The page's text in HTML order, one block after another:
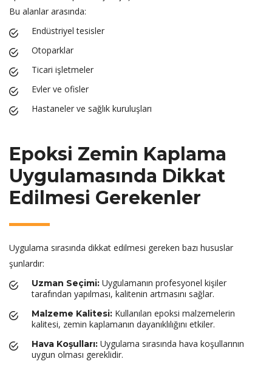
Bu alanlar arasında:
Endüstriyel tesisler
Otoparklar
Ticari işletmeler
Evler ve ofisler
Hastaneler ve sağlık kuruluşları
Epoksi Zemin Kaplama
Uygulamasında Dikkat
Edilmesi Gerekenler
Uygulama sırasında dikkat edilmesi gereken bazı hususlar
şunlardır:
Uzman Seçimi: Uygulamanın profesyonel kişiler
tarafından yapılması, kalitenin artmasını sağlar.
Malzeme Kalitesi: Kullanılan epoksi malzemelerin
kalitesi, zemin kaplamanın dayanıklılığını etkiler.
Hava Koşulları: Uygulama sırasında hava koşullarının
uygun olması gereklidir.